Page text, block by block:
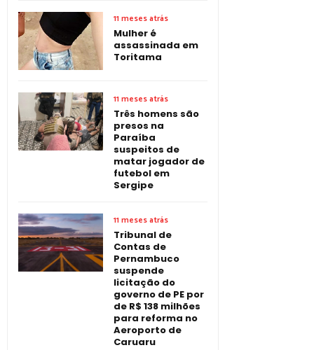
11 meses atrás
Mulher é
assassinada em
Toritama
11 meses atrás
Três homens são
presos na
Paraíba
suspeitos de
matar jogador de
futebol em
Sergipe
11 meses atrás
Tribunal de
Contas de
Pernambuco
suspende
licitação do
governo de PE por
de R$ 138 milhões
para reforma no
Aeroporto de
Caruaru